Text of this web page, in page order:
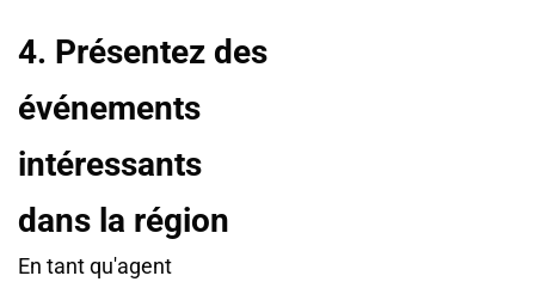
4. Présentez des
événements
intéressants
dans la région
En tant qu'agent